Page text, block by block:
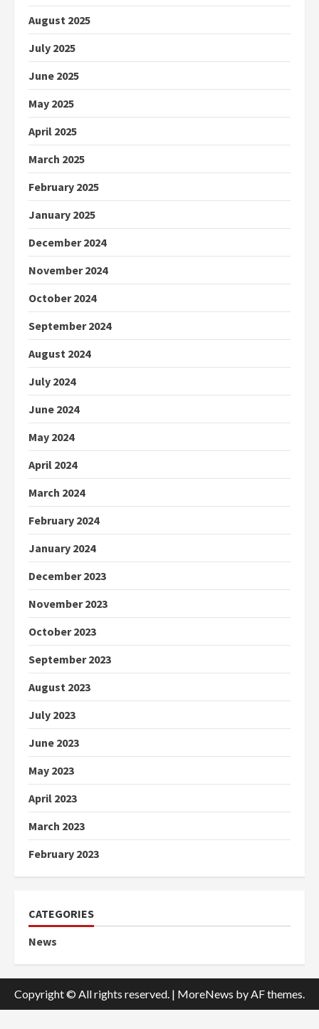
August 2025
July 2025
June 2025
May 2025
April 2025
March 2025
February 2025
January 2025
December 2024
November 2024
October 2024
September 2024
August 2024
July 2024
June 2024
May 2024
April 2024
March 2024
February 2024
January 2024
December 2023
November 2023
October 2023
September 2023
August 2023
July 2023
June 2023
May 2023
April 2023
March 2023
February 2023
CATEGORIES
News
Copyright © All rights reserved. | MoreNews by AF themes.